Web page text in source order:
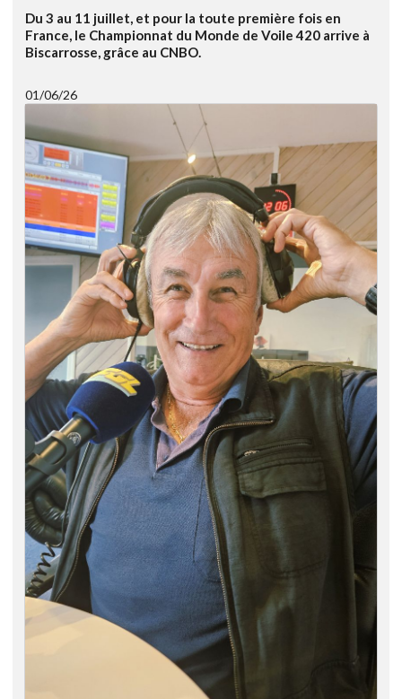
Du 3 au 11 juillet, et pour la toute première fois en
France, le Championnat du Monde de Voile 420 arrive à
Biscarrosse, grâce au CNBO.
01/06/26